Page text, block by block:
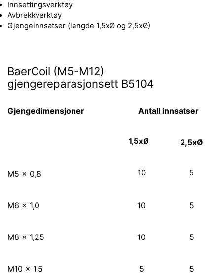
Innsettingsverktøy
Avbrekkverktøy
Gjengeinnsatser (lengde 1,5xØ og 2,5xØ)
BaerCoil (M5-M12)
gjengereparasjonsett B5104
Gjengedimensjoner Antall innsatser
1,5xØ 2,5xØ
M5 x 0,8 10 5
M6 x 1,0 10 5
M8 x 1,25 10 5
M10 x 1,5 5 5